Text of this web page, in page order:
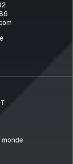
monde